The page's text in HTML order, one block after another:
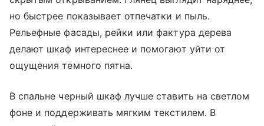
но быстрее показывает отпечатки и пыль.
Рельефные фасады, рейки или фактура дерева
делают шкаф интереснее и помогают уйти от
ощущения темного пятна.
В спальне черный шкаф лучше ставить на светлом
фоне и поддерживать мягким текстилем. В